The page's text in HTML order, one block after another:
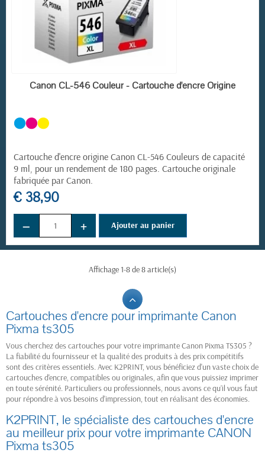
EN STOCK
Canon CL-546 Couleur - Cartouche d'encre Origine
Cartouche d'encre origine Canon CL-546 Couleurs de capacité
9 ml, pour un rendement de 180 pages. Cartouche originale
fabriquée par Canon.
€ 38,90
− + Ajouter au panier
Affichage 1-8 de 8 article(s)
Cartouches d'encre pour imprimante Canon
Pixma ts305
Vous cherchez des cartouches pour votre imprimante Canon Pixma TS305 ?
La fiabilité du fournisseur et la qualité des produits à des prix compétitifs
sont des critères essentiels. Avec K2PRINT, vous bénéficiez d'un vaste choix de
cartouches d'encre, compatibles ou originales, afin que vous puissiez imprimer
en toute sérénité. Particuliers ou professionnels, nous avons ce qu’il vous faut
pour répondre à vos besoins d'impression, tout en réalisant des économies.
K2PRINT, le spécialiste des cartouches d'encre
au meilleur prix pour votre imprimante CANON
Pixma ts305